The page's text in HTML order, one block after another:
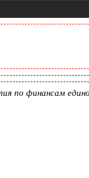
по финансам